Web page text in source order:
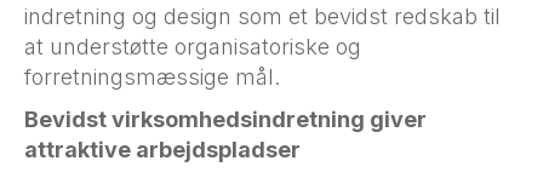
indretning og design som et bevidst redskab til
at understøtte organisatoriske og
forretningsmæssige mål.
Bevidst virksomhedsindretning giver
attraktive arbejdspladser